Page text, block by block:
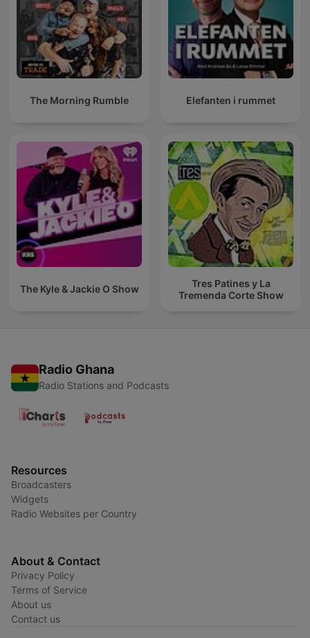
The Morning Rumble Elefanten i rummet
The Kyle & Jackie O Show
Tres Patines y La
Tremenda Corte Show
Radio Ghana
Radio Stations and Podcasts
Resources
Broadcasters
Widgets
Radio Websites per Country
About & Contact
Privacy Policy
Terms of Service
About us
Contact us